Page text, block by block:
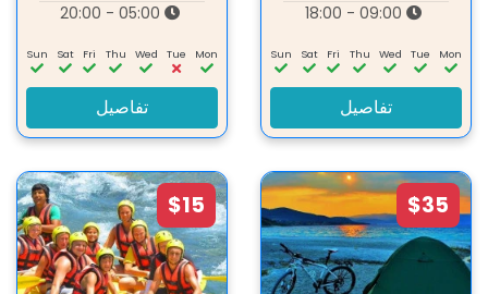
Mon
Tue
Wed
Thu
Fri
Sat
Sun
تفاصيل
Mon
Tue
Wed
Thu
Fri
Sat
Sun
تفاصيل
$35
$15